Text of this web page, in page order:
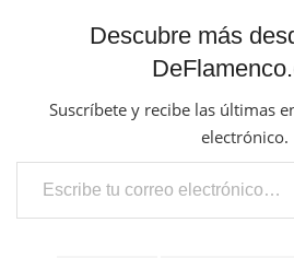
Descubre más
Suscríbete y recibe las últimas
electrónico.
Escribe tu correo electrónico…